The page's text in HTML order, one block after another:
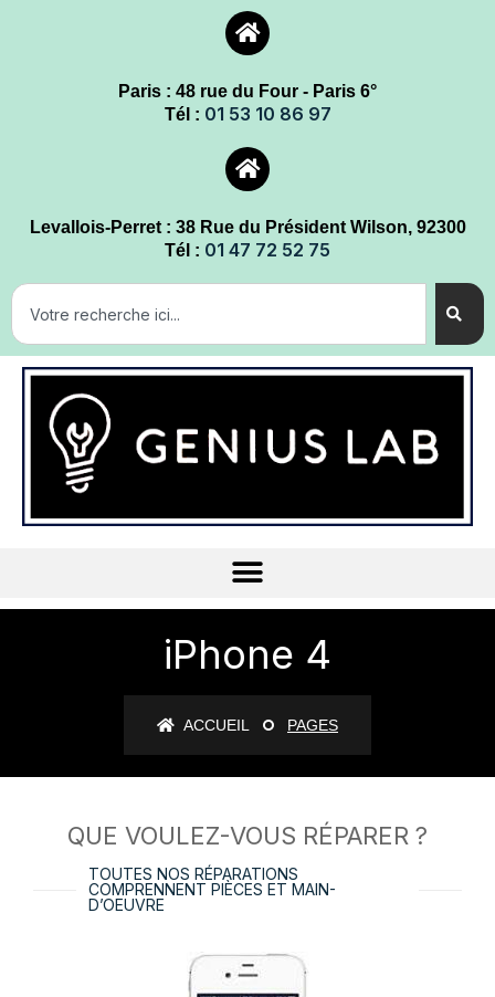
Paris : 48 rue du Four - Paris 6°
Tél : 01 53 10 86 97
Levallois-Perret : 38 Rue du Président Wilson, 92300
Tél : 01 47 72 52 75
iPhone 4
ACCUEIL PAGES
QUE VOULEZ-VOUS RÉPARER ?
TOUTES NOS RÉPARATIONS
COMPRENNENT PIÈCES ET MAIN-
D’OEUVRE